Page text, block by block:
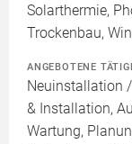
Solarthermie,
Trockenbau,
ANGEBOTENE
Neuinstallation
& Installation,
Wartung,